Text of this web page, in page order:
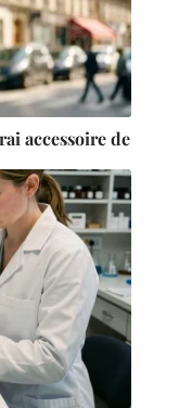
accessoire de